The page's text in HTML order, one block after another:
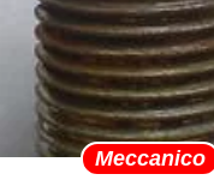
Meccanico